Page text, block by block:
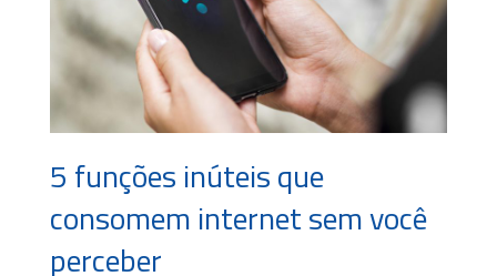
5 funções inúteis que
consomem internet sem você
perceber